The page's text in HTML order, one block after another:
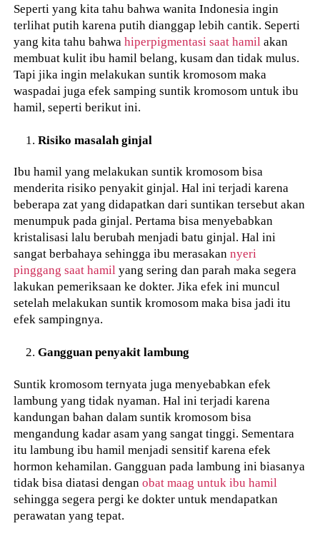
Seperti yang kita tahu bahwa wanita Indonesia ingin
terlihat putih karena putih dianggap lebih cantik. Seperti
yang kita tahu bahwahiperpigmentasi saat hamil akan
membuat kulit ibu hamil belang, kusam dan tidak mulus.
Tapi jika ingin melakukan suntik kromosom maka
waspadai juga efek samping suntik kromosom untuk ibu
hamil, seperti berikut ini.
Risiko masalah ginjal
Ibu hamil yang melakukan suntik kromosom bisa
menderita risiko penyakit ginjal. Hal ini terjadi karena
beberapa zat yang didapatkan dari suntikan tersebut akan
menumpuk pada ginjal. Pertama bisa menyebabkan
kristalisasi lalu berubah menjadi batu ginjal. Hal ini
sangat berbahaya sehingga ibu merasakannyeri
pinggang saat hamil yang sering dan parah maka segera
lakukan pemeriksaan ke dokter. Jika efek ini muncul
setelah melakukan suntik kromosom maka bisa jadi itu
efek sampingnya.
Gangguan penyakit lambung
Suntik kromosom ternyata juga menyebabkan efek
lambung yang tidak nyaman. Hal ini terjadi karena
kandungan bahan dalam suntik kromosom bisa
mengandung kadar asam yang sangat tinggi. Sementara
itu lambung ibu hamil menjadi sensitif karena efek
hormon kehamilan. Gangguan pada lambung ini biasanya
tidak bisa diatasi denganobat maag untuk ibu hamil
sehingga segera pergi ke dokter untuk mendapatkan
perawatan yang tepat.